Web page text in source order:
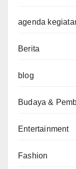
agenda
Berita
blog
Budaya &
Entertainment
Fashion